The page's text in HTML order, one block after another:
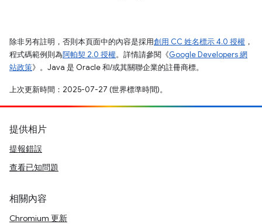
除非另有註明，否則本頁面中的內容是採用創用 CC 姓名標示 4.0 授權 ，
程式碼範例則為阿帕契 2.0 授權。詳情請參閱《Google Developers 網
站政策》。Java 是 Oracle 和/或其關聯企業的註冊商標。
上次更新時間：2025-07-27 (世界標準時間)。
提供相片
提報錯誤
查看已知問題
相關內容
Chromium 更新